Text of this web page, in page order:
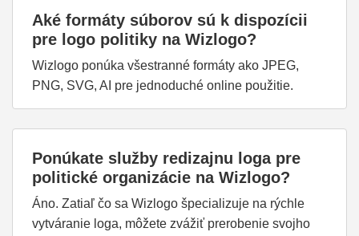
Aké formáty súborov sú k dispozícii
pre logo politiky na Wizlogo?
Wizlogo ponúka všestranné formáty ako JPEG,
PNG, SVG, AI pre jednoduché online použitie.
Ponúkate služby redizajnu loga pre
politické organizácie na Wizlogo?
Áno. Zatiaľ čo sa Wizlogo špecializuje na rýchle
vytváranie loga, môžete zvážiť prerobenie svojho